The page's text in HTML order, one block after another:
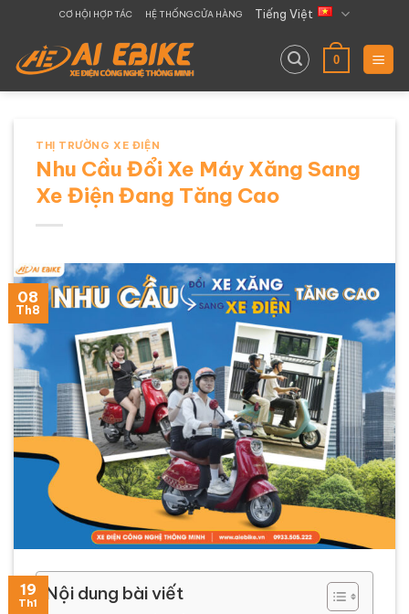
nội
dung
CƠ HỘI HỢP TÁC HỆ THỐNG CỬA HÀNG Tiếng Việt
0
THỊ TRƯỜNG XE ĐIỆN
Nhu Cầu Đổi Xe Máy Xăng Sang
Xe Điện Đang Tăng Cao
08
Th8
Nội dung bài viết
23
Th3
17
Th3
24
Th1
21
Th1
19
Th1